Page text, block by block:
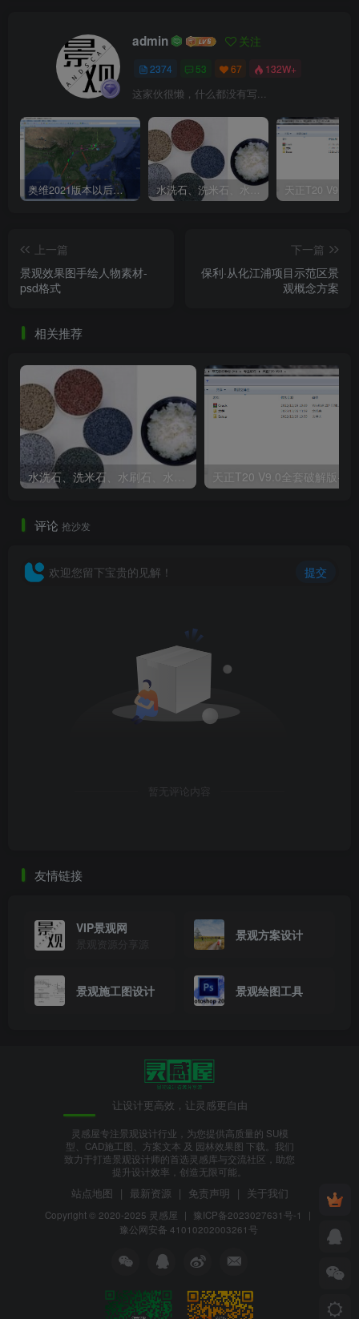
admin 关注
2374 53 67 132W+
这家伙很懒，什么都没有写...
奥维2021版本以后不能用谷歌地图？最新解决办法苹果安卓电脑 水洗石、洗米石、水刷石、水磨石、胶粘石傻傻分不清楚
上一篇
景观效果图手绘人物素材-
psd格式
下一篇
保利·从化江浦项目示范区景
观概念方案
相关推荐
评论 抢沙发
欢迎您留下宝贵的见解！ 提交
暂无评论内容
友情链接
VIP景观网
景观资源分享源
景观方案设计
景观施工图设计 景观绘图工具
让设计更高效，让灵感更自由
灵感屋专注景观设计行业，为您提供高质量的 SU模
型、CAD施工图、方案文本 及 园林效果图 下载。我们
致力于打造景观设计师的首选灵感库与交流社区，助您
提升设计效率，创造无限可能。
站点地图 | 最新资源 | 免责声明 | 关于我们
Copyright © 2020-2025 灵感屋 | 豫ICP备2023027631号-1
|
豫公网安备 41010202003261号